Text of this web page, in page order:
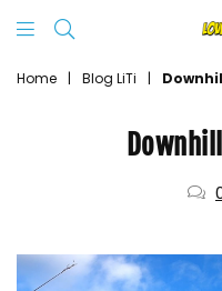
It
Trail
Home | Blog LiTi |